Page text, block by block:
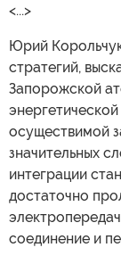
<...>
Юрий
стратегий,
Запорожской
осуществимой
значительных
интеграции
достаточно
соединение и